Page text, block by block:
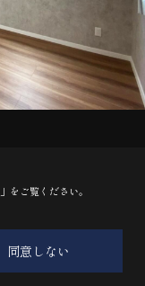
」をご覧ください。
同意しない